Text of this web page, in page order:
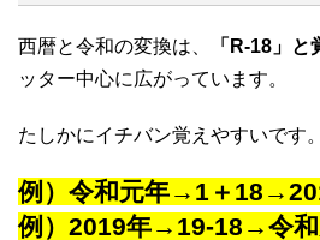
西暦と令和の変換は、 「R-18」
ッター中心に広がっています。
たしかにイチバン覚えやすいです。
例）令和元年→1＋
例）2019年→19-18→令